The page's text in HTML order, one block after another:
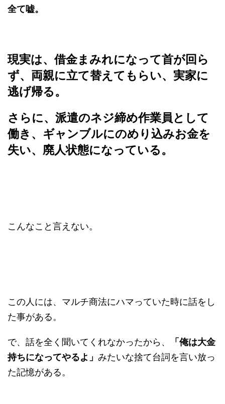
全て嘘。
現実は、借金まみれになって首が回ら
ず、両親に立て替えてもらい、実家に
逃げ帰る。
さらに、派遣のネジ締め作業員として
働き、ギャンブルにのめり込みお金を
失い、廃人状態になっている。
こんなこと言えない。
この人には、マルチ商法にハマっていた時に話をし
た事がある。
で、話を全く聞いてくれなかったから、
「俺は大金
持ちになってやるよ」 みたいな捨て台詞を言い放っ
た記憶がある。